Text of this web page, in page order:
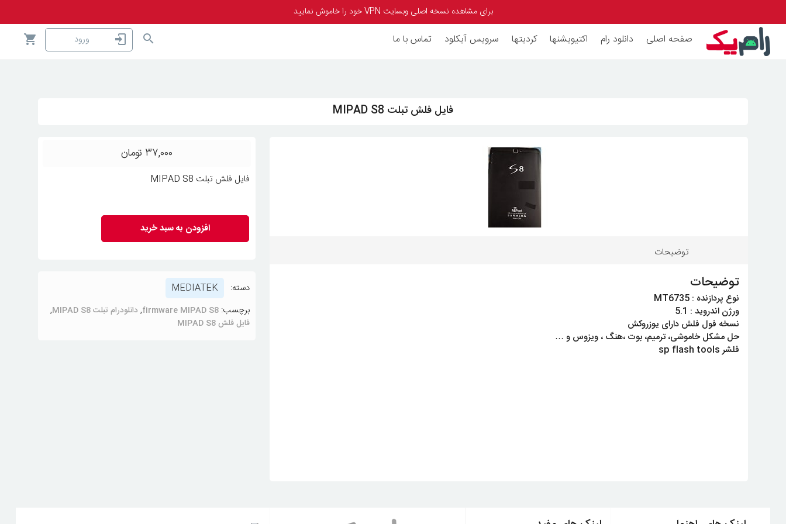
برای مشاهده نسخه اصلی وبسایت VPN خود را خاموش نمایید
صفحه اصلی دانلود رام اکتیویشنها کردیتها سرویس آیکلود تماس با ما ورود
فایل فلش تبلت MIPAD S8
۳۷,۰۰۰ تومان
فایل فلش تبلت MIPAD S8
افزودن به سبد خرید
دسته:
MEDIATEK
برچسب:firmware MIPAD S8
, دانلودرام تبلت MIPAD S8 ,
فایل فلش MIPAD S8
توضیحات
توضیحات
نوع پردازنده : MT6735
ورژن اندروید : 5.1
نسخه فول فلش دارای یوزروکش
حل مشکل خاموشی، ترمیم، بوت ،هنگ ، ویزوس و …
فلشر sp flash tools